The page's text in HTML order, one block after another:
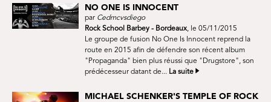
NO ONE IS INNOCENT
par Cedmcvsdiego
Rock School Barbey - Bordeaux, le 05/11/2015
Le groupe de fusion No One Is Innocent reprend la
route en 2015 afin de défendre son récent album
"Propaganda" bien plus réussi que "Drugstore", son
prédécesseur datant de... La suite
MICHAEL SCHENKER'S TEMPLE OF ROCK